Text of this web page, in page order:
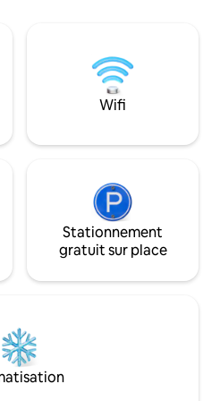
supérette,
•
séjour
: 1
plus : 2
💰
: 20
pour 2
Arrivée
être
10 minutes en
3 minutes à pied
dans la zone
à l'intérieur/
chargeur,
gratuite est
requise pour le
Supérette GS25,
de smoothies sur
3 minutes à pied. * Tarif pour
au-delà de 3
Wifi
Stationnement
gratuit sur place